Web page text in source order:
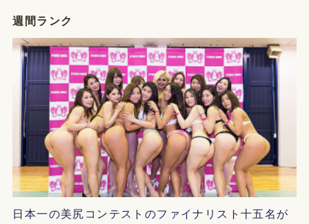
週間ランク
日本一の美尻コンテストのファイナリスト十五名が